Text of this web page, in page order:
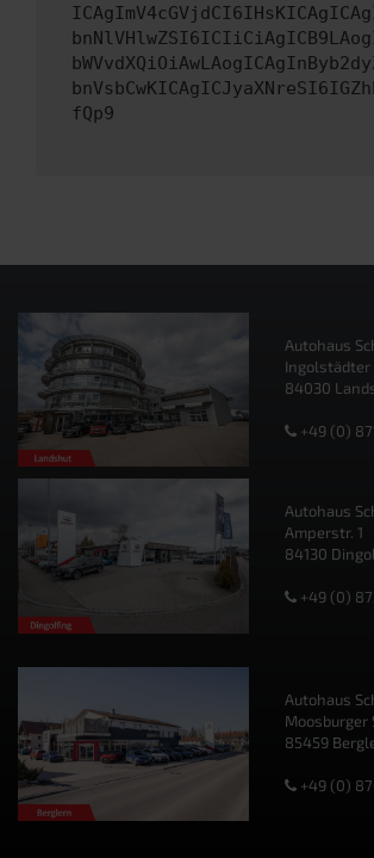
fQp9
Autohaus
Ingolstädter
84030
+49 (0)
Autohaus
Amperstr. 1
84130
+49 (0)
Autohaus
Moosburger
85459
+49 (0)